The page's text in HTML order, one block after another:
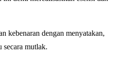
kebenaran dengan menyatakan,
secara mutlak.